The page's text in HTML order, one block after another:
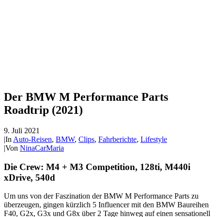
Der BMW M Performance Parts
Roadtrip (2021)
9. Juli 2021
|In Auto-Reisen, BMW, Clips, Fahrberichte, Lifestyle
|Von NinaCarMaria
Die Crew: M4 + M3 Competition, 128ti, M440i
xDrive, 540d
Um uns von der Faszination der BMW M Performance Parts zu
überzeugen, gingen kürzlich 5 Influencer mit den BMW Baureihen
F40, G2x, G3x und G8x über 2 Tage hinweg auf einen sensationell